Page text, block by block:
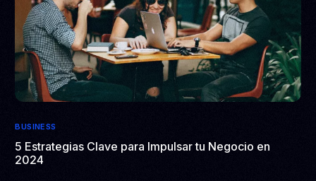
BUSINESS
5 Estrategias Clave para Impulsar tu Negocio en
2024